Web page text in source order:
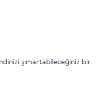
şımartabileceğiniz bir